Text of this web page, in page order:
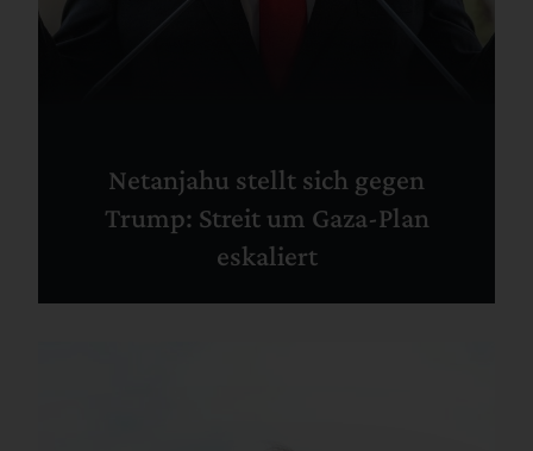
Netanjahu stellt sich gegen
Trump: Streit um Gaza-Plan
eskaliert